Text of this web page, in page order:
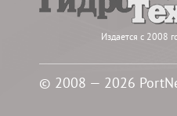
Издается с 2008
© 2008 — 2026